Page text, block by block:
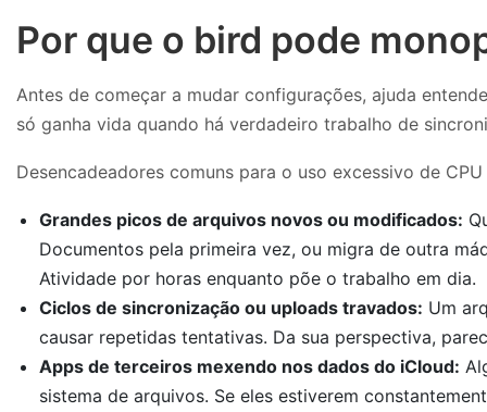
Por que o bird pode
Antes de começar a mudar configurações, ajuda
só ganha vida quando há verdadeiro trabalho de
Desencadeadores comuns para o uso excessivo de
Grandes picos de arquivos novos ou modificados:
Documentos pela primeira vez, ou migra de outra
Atividade por horas enquanto põe o trabalho em dia.
Ciclos de sincronização ou uploads travados: Um
causar repetidas tentativas. Da sua perspectiva,
Apps de terceiros mexendo nos dados do iCloud:
sistema de arquivos. Se eles estiverem